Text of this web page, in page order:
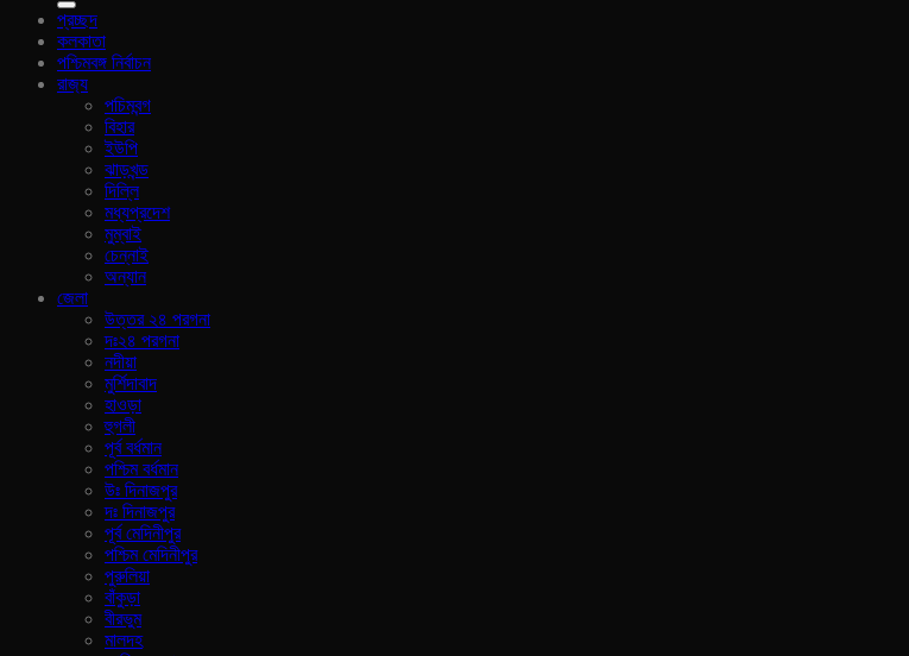
প্রচ্ছদ
কলকাতা
পশ্চিমবঙ্গ নির্বাচন
রাজ‍্য
পচিমবন্গ
বিহার
ইউপি
ঝাড়খন্ড
দিল্লি
মধ্যপ্রদেশ
মুম্বাই
চেন্নাই
অন্যান
জেলা
উত্তর ২৪ পরগনা
দঃ২৪ পরগনা
নদীয়া
মুর্শিদাবাদ
হাওড়া
হুগলী
পূর্ব বর্ধমান
পশ্চিম বর্ধমান
উঃ দিনাজপুর
দঃ দিনাজপুর
পূর্ব মেদিনীপুর
পশ্চিম মেদিনীপুর
পুরুলিয়া
বাঁকুড়া
বীরভুম
মালদহ